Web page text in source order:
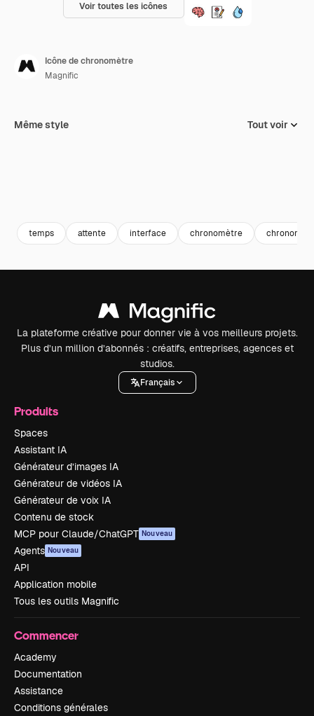
Voir toutes les icônes
Icône de chronomètre
Magnific
Même style Tout voir
temps attente interface chronomètre
La plateforme créative pour donner vie à vos meilleurs projets.
Plus d’un million d’abonnés : créatifs, entreprises, agences et
studios.
Français
Produits
Spaces
Assistant IA
Générateur d’images IA
Générateur de vidéos IA
Générateur de voix IA
Contenu de stock
MCP pour Claude/ChatGPT Nouveau
Agents Nouveau
API
Application mobile
Tous les outils Magnific
Commencer
Academy
Documentation
Assistance
Conditions générales